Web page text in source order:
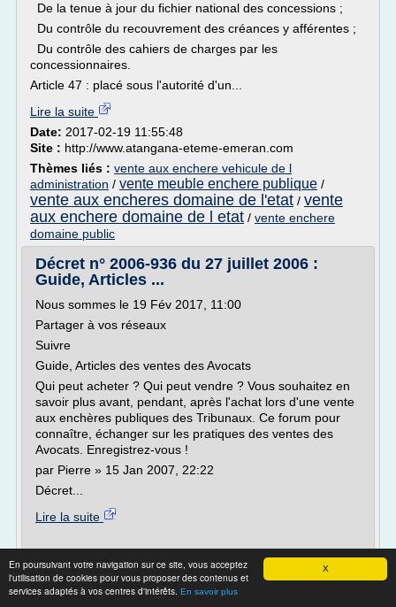
X
En poursuivant votre navigation sur ce site, vous acceptez
l'utilisation de cookies pour vous proposer des contenus et
services adaptés à vos centres d'intérêts. En savoir plus
De la tenue à jour du fichier national des concessions ;
Du contrôle du recouvrement des créances y afférentes ;
Du contrôle des cahiers de charges par les
concessionnaires.
Article 47 : placé sous l'autorité d'un...
Lire la suite
Date: 2017-02-19 11:55:48
Site : http://www.atangana-eteme-emeran.com
Thèmes liés : vente aux enchere vehicule de l
administration / vente meuble enchere publique /
vente aux encheres domaine de l'etat / vente
aux enchere domaine de l etat / vente enchere
domaine public
Décret n° 2006-936 du 27 juillet 2006 :
Guide, Articles ...
Nous sommes le 19 Fév 2017, 11:00
Partager à vos réseaux
Suivre
Guide, Articles des ventes des Avocats
Qui peut acheter ? Qui peut vendre ? Vous souhaitez en
savoir plus avant, pendant, après l'achat lors d'une vente
aux enchères publiques des Tribunaux. Ce forum pour
connaître, échanger sur les pratiques des ventes des
Avocats. Enregistrez-vous !
par Pierre » 15 Jan 2007, 22:22
Décret...
Lire la suite
Site :http://www.encheres-publiques.com
Thèmes liés :vente enchere publique saisie
vente enchere immobiliere saisie